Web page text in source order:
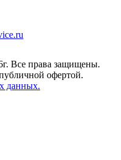
Все права защищены.
офертой.
данных.